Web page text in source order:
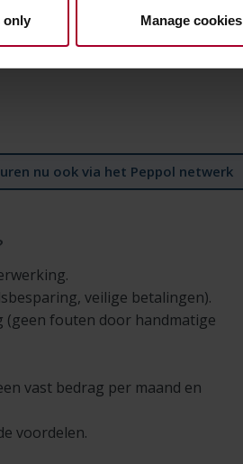
only Manage cookies
nu ook via het Peppol netwerk
veilige betalingen).
(geen fouten door handmatige
vast bedrag per maand en
voordelen.